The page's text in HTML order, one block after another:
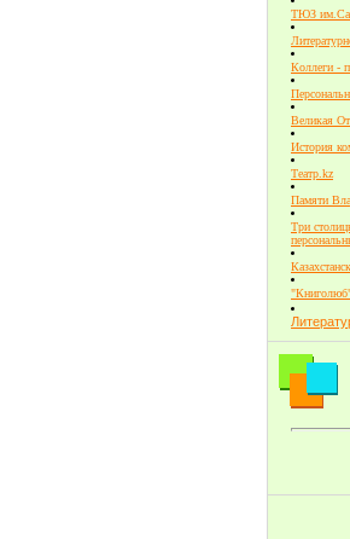
ТЮЗ
Коллеги -
Великая
История
Театр.kz
Памяти
Три
"Книголюб"